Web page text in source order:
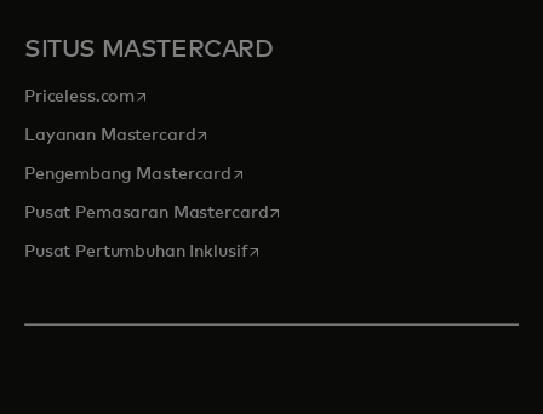
SITUS MASTERCARD
Priceless.com opens in a new tab
Layanan Mastercardopens in a new tab
Pengembang Mastercard opens in a new tab
Pusat Pemasaran Mastercardopens in a new tab
Pusat Pertumbuhan Inklusifopens in a new tab